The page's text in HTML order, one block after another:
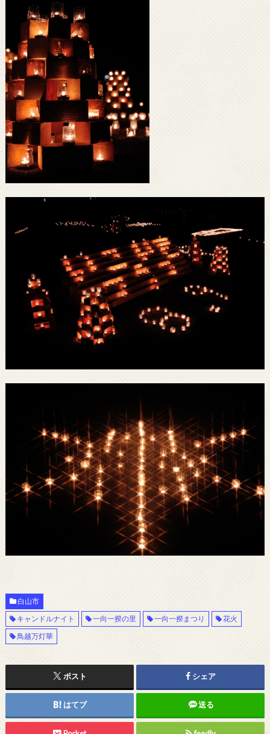
白山市
キャンドルナイト
一向一揆の里 一向一揆まつり
花火
鳥越万灯華
ポスト シェア
はてブ 送る